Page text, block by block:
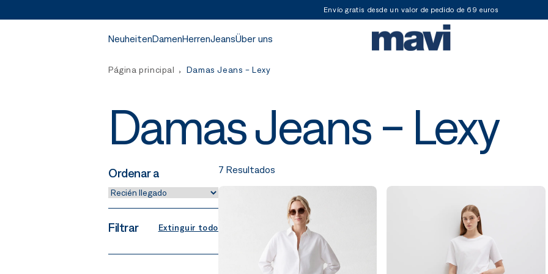
Envío gratis desde un valor de pedido de 69 euros
NeuheitenDamenHerrenJeansÜber uns
Página principal Damas Jeans - Lexy
Damas Jeans - Lexy
Ordenar a
Filtrar Extinguir todo
7 Resultados